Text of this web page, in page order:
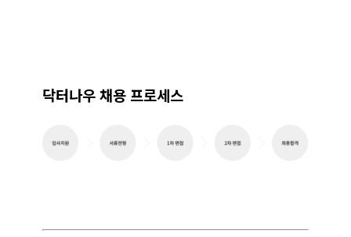
닥터나우 채용 프로세스